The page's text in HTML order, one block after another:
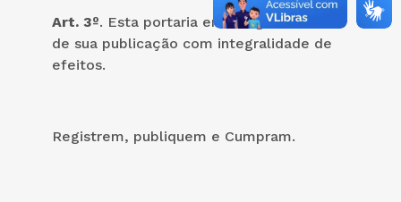
Art. 3º. Esta portaria entra vigor na data
de sua publicação com integralidade de
efeitos.
Registrem, publiquem e Cumpram.